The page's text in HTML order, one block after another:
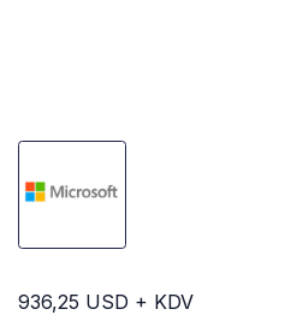
936,25 USD + KDV